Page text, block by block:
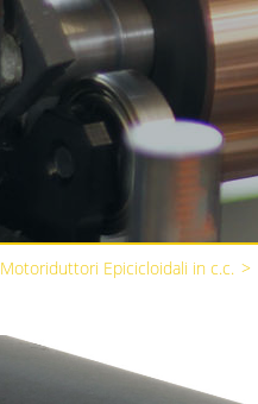
Motoriduttori Epicicloidali in c.c. >